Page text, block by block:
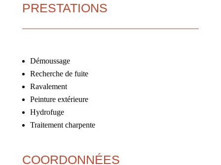
PRESTATIONS
Démoussage
Recherche de fuite
Ravalement
Peinture extérieure
Hydrofuge
Traitement charpente
COORDONNÉES